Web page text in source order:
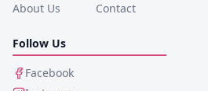
About Us
Contact
Follow Us
Facebook